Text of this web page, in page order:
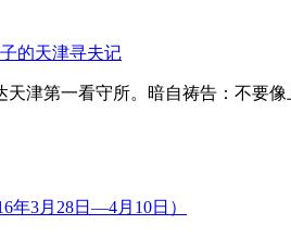
的天津寻夫记
津第一看守所。暗自祷告：不要像
年3月28日—4月10日）